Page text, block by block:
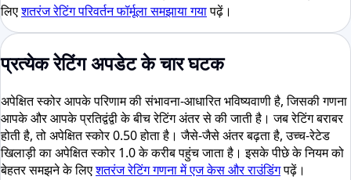
लिएशतरंज रेटिंग परिवर्तन फॉर्मूला समझाया गयापढ़ें।
प्रत्येक रेटिंग अपडेट के चार घटक
अपेक्षित स्कोर आपके परिणाम की संभावना-आधारित भविष्यवाणी है, जिसकी गणना
आपके और आपके प्रतिद्वंद्वी के बीच रेटिंग अंतर से की जाती है। जब रेटिंग बराबर
होती है, तो अपेक्षित स्कोर 0.50 होता है। जैसे-जैसे अंतर बढ़ता है, उच्च-रेटेड
खिलाड़ी का अपेक्षित स्कोर 1.0 के करीब पहुंच जाता है। इसके पीछे के नियम को
बेहतर समझने के लिएशतरंज रेटिंग गणना में एज केस और राउंडिंगपढ़ें।